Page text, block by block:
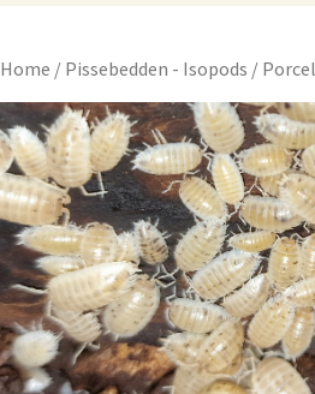
Home / Pissebedden - Isopods /